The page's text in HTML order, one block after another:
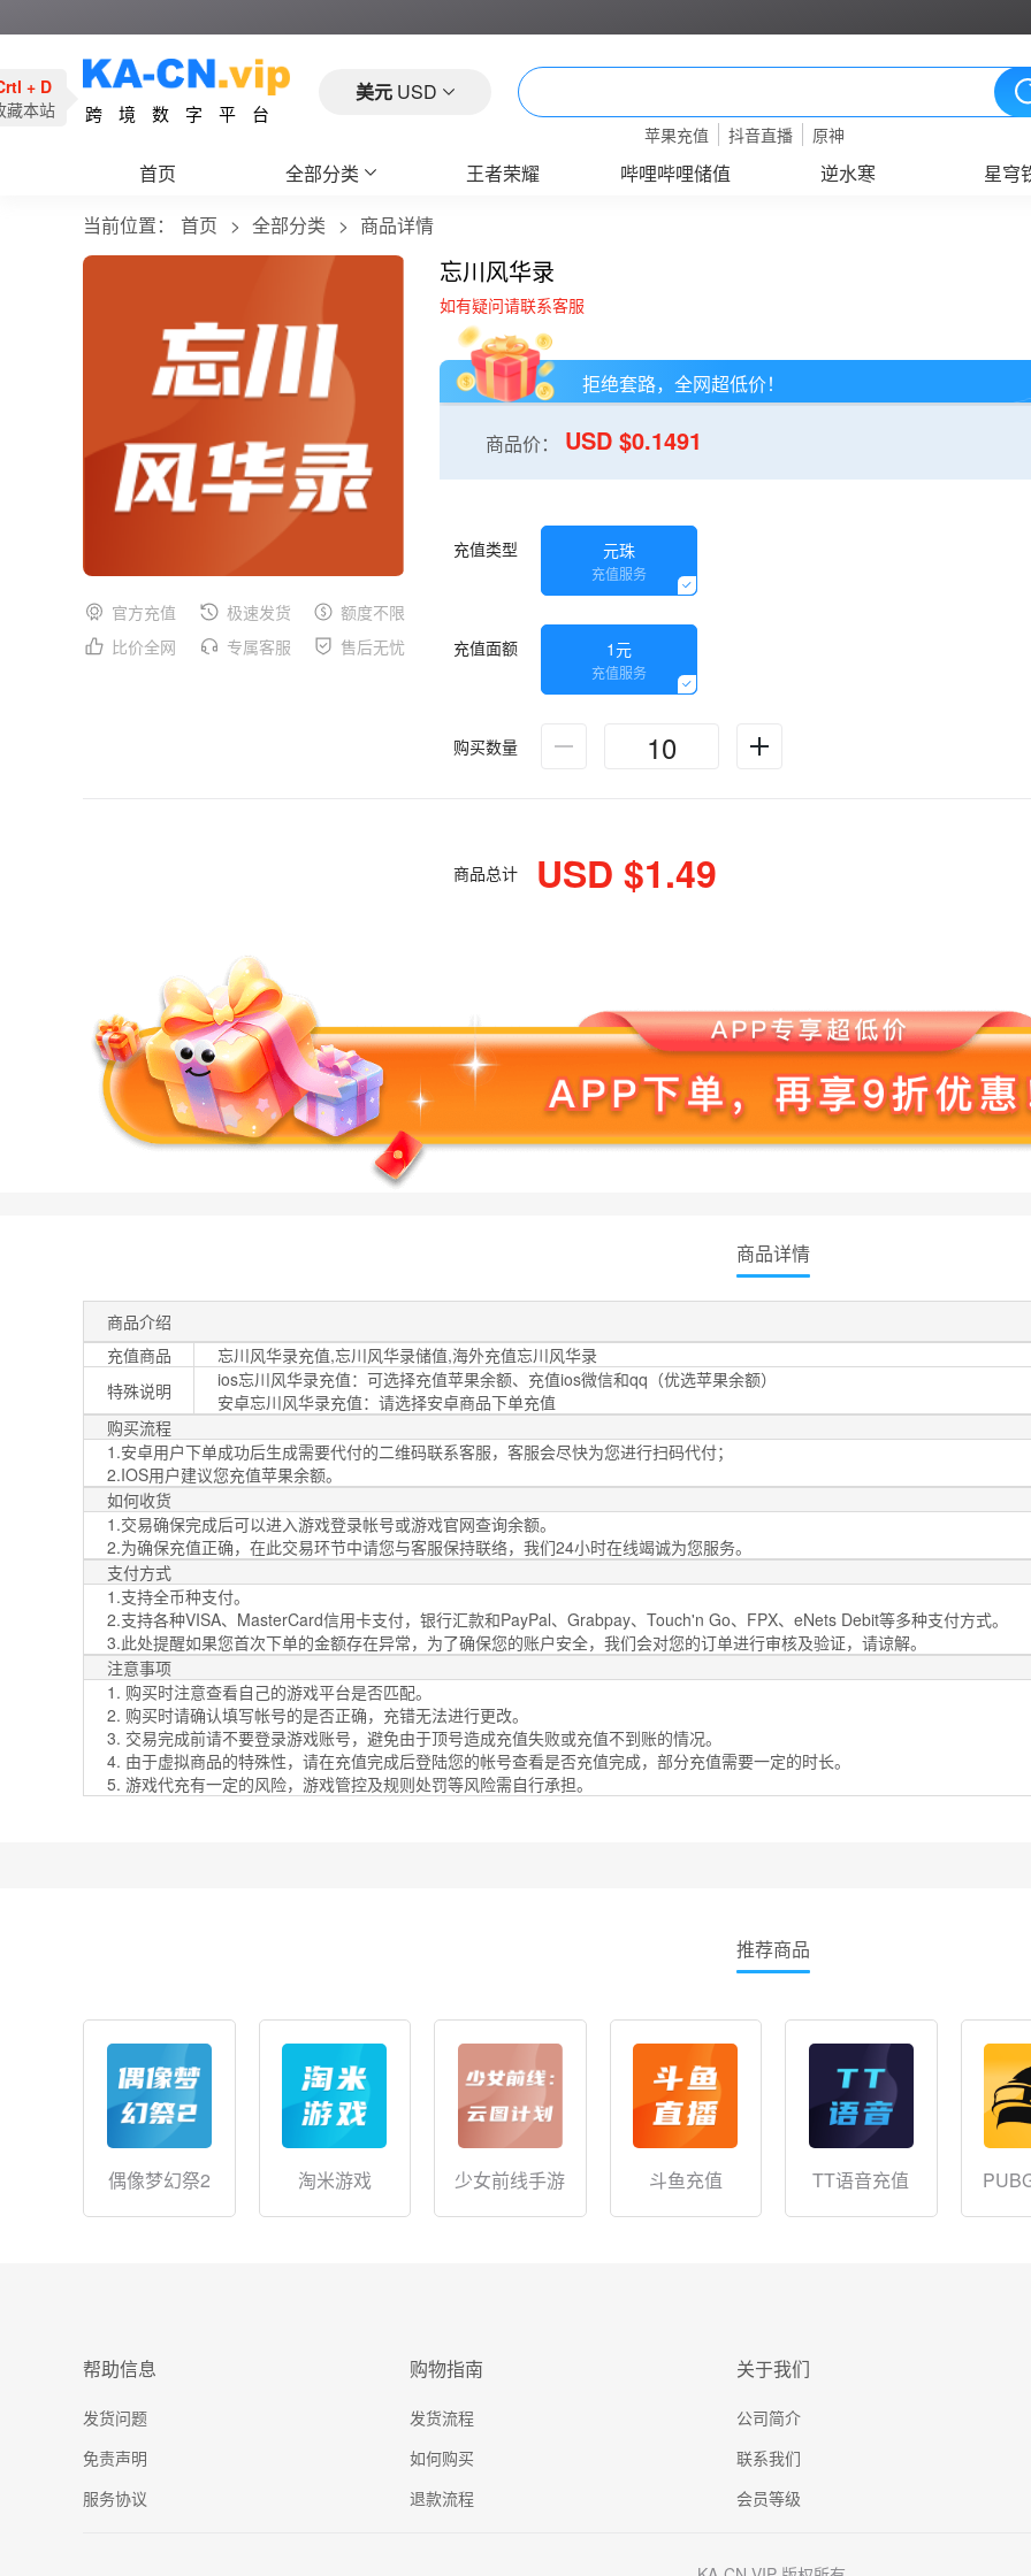
+ D
藏本站
跨境数字平台
美元 USD
苹果充值 抖音直播 原神
首页 全部分类 王者荣耀 哔哩哔哩储值 逆水寒
星穹
当前位置：
首页 全部分类 商品详情
官方充值 极速发货
额度不限
比价全网
专属客服 售后无忧
忘川风华录
如有疑问请联系客服
拒绝套路，全网超低价！
商品价： USD $0.1491
充值类型 元珠
充值服务
充值面额 1元
充值服务
购买数量
商品总计 USD $1.49
商品详情
商品介绍
充值商品
忘川风华录充值,忘川风华录储值,海外充值忘川风华录
特殊说明
ios忘川风华录充值：可选择充值苹果余额、充值ios微信和qq（优选苹果余额）
安卓忘川风华录充值：请选择安卓商品下单充值
购买流程
1.安卓用户下单成功后生成需要代付的二维码联系客服，客服会尽快为您进行扫码代付；
2.IOS用户建议您充值苹果余额。
如何收货
1.交易确保完成后可以进入游戏登录帐号或游戏官网查询余额。
2.为确保充值正确，在此交易环节中请您与客服保持联络，我们24小时在线竭诚为您服务。
支付方式
1.支持全币种支付。
2.支持各种VISA、MasterCard信用卡支付，银行汇款和PayPal、Grabpay、Touch'n Go、FPX、eNets Debit等多种支付方式。
3.此处提醒如果您首次下单的金额存在异常，为了确保您的账户安全，我们会对您的订单进行审核及验证，请谅解。
注意事项
1. 购买时注意查看自己的游戏平台是否匹配。
2. 购买时请确认填写帐号的是否正确，充错无法进行更改。
3. 交易完成前请不要登录游戏账号，避免由于顶号造成充值失败或充值不到账的情况。
4. 由于虚拟商品的特殊性，请在充值完成后登陆您的帐号查看是否充值完成，部分充值需要一定的时长。
5. 游戏代充有一定的风险，游戏管控及规则处罚等风险需自行承担。
推荐商品
偶像梦幻祭2 淘米游戏 少女前线手游 斗鱼充值 TT语音充值
帮助信息
发货问题
免责声明
服务协议
购物指南
发货流程
如何购买
退款流程
关于我们
公司简介
联系我们
会员等级